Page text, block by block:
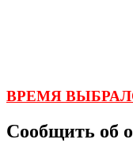
ВРЕМЯ
Сообщить об